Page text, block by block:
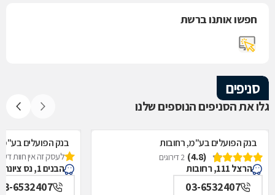
חפשו אותנו ברשת
סניפים
גלו את הסניפים הנוספים שלנו
בנק הפועלים בע"מ, רחובות
(4.8)
2 דירוגים
הרצל 111, רחובות
03-6532407
בנק הפועלים בע"מ,
לעסק זה אין חוות
הבנים 1, נס ציונה
6532407